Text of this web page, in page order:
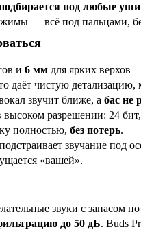
под любые уши
— всё под пальцами,
и 6 мм для ярких верхов
даёт чистую
звучит ближе, а бас не
разрешении: 24
полностью, без потерь.
звучание под
«вашей».
звуки с запасом
до 50 дБ. Buds